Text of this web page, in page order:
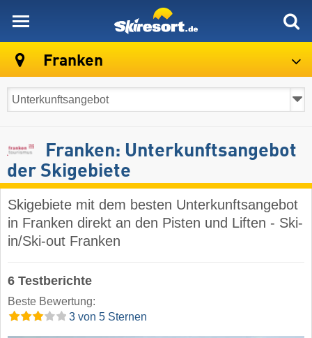
Franken
Franken: Unterkunftsangebot
der Skigebiete
Skigebiete mit dem besten Unterkunftsangebot
in Franken direkt an den Pisten und Liften - Ski-
in/Ski-out Franken
6 Testberichte
Beste Bewertung:
3 von 5 Sternen